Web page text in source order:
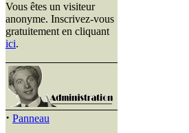
Vous êtes un visiteur
anonyme. Inscrivez-vous
gratuitement en cliquant
ici.
· Panneau